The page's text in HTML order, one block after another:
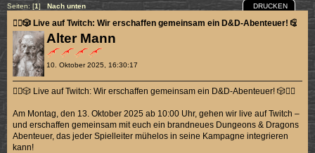
Seiten: [1] Nach unten DRUCKEN
Alter Mann
10. Oktober 2025, 16:30:17
🧙‍♂️🎲 Live auf Twitch: Wir erschaffen gemeinsam ein D&D-Abenteuer! 🎲🧛‍♀️
🧙‍♂️🎲 Live auf Twitch: Wir erschaffen gemeinsam ein D&D-Abenteuer! 🎲🧛‍♀️
Am Montag, den 13. Oktober 2025 ab 10:00 Uhr, gehen wir live auf Twitch –
und erschaffen gemeinsam mit euch ein brandneues Dungeons & Dragons
Abenteuer, das jeder Spielleiter mühelos in seine Kampagne integrieren
kann!